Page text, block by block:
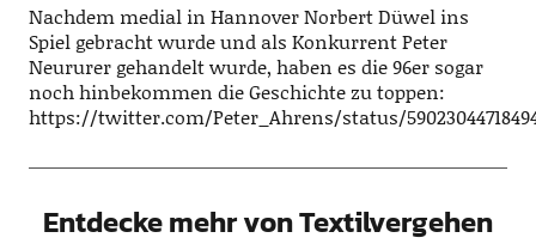
Nachdem medial in Hannover Norbert Düwel ins
Spiel gebracht wurde und als Konkurrent Peter
Neururer gehandelt wurde, haben es die 96er sogar
noch hinbekommen die Geschichte zu toppen:
https://twitter.com/Peter_Ahrens/status/
Entdecke mehr von Textilvergehen